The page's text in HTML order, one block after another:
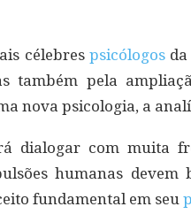
célebres psicólogos
também pela
nova psicologia, a
dialogar com muita
humanas devem
fundamental em seu